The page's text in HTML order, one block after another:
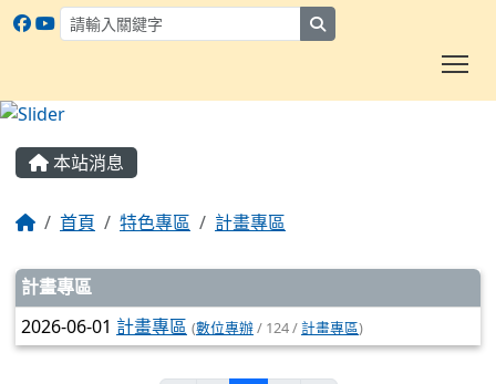
本站消息
首頁 特色專區 計畫專區
文章列表
計畫專區
2026-06-01 計畫專區 (數位專辦/ 124 /計畫專區)